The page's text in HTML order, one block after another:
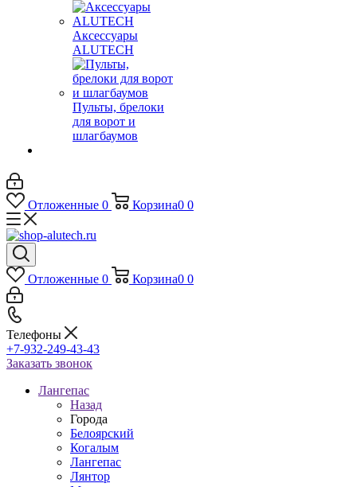
Аксессуары
ALUTECH
Пульты, брелоки
для ворот и
шлагбаумов
Отложенные 0 Корзина0 0
Отложенные 0 Корзина0 0
Телефоны
+7-932-249-43-43
Заказать звонок
Лангепас
Назад
Города
Белоярский
Когалым
Лангепас
Лянтор